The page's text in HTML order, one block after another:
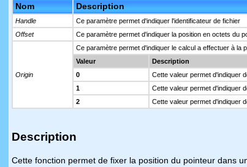
Nom Description
Handle
Ce paramètre permet d'indiquer l'identificateur de fichier
Offset
Ce paramètre permet d'indiquer la position en octets du
Origin
Ce paramètre permet d'indiquer le calcul a effectuer à la
Valeur
Description
0
Cette valeur permet d'indiquer
1
Cette valeur permet d'indiquer
2
Cette valeur permet d'indiquer
Description
Cette fonction permet de fixer la position du pointeur dans